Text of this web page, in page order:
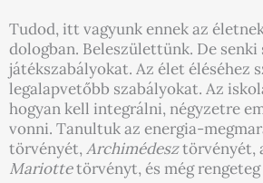
Tudod, itt vagyunk ennek az
dologban. Beleszülettünk. De senki
játékszabályokat. Az élet éléséhez
legalapvetőbb szabályokat. Az
hogyan kell integrálni, négyzetre
vonni. Tanultuk az energia-
törvényét,Archimédesztörvényét,
Mariottetörvényt, és még rengeteg